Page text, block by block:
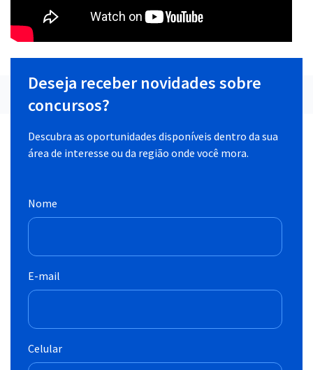
Deseja receber novidades sobre
concursos?
Descubra as oportunidades disponíveis dentro da sua
área de interesse ou da região onde você mora.
Nome
E-mail
Celular